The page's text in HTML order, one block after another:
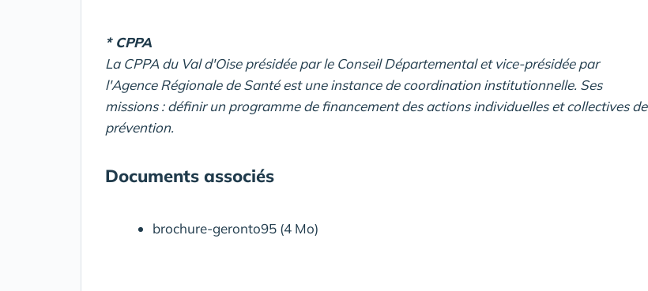
* CPPA
La CPPA du Val d'Oiseprésidée par le Conseil Départemental et vice-présidée par
l'Agence Régionale de Santé est une instance de coordination institutionnelle. Ses
missions : définir un programme de financement des actions individuelles et collectives de
prévention.
Documents associés
brochure-geronto95 (4 Mo)